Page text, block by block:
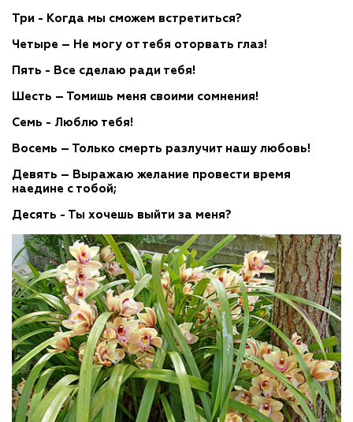
Три - Когда мы сможем встретиться?
Четыре – Не могу от тебя оторвать глаз!
Пять - Все сделаю ради тебя!
Шесть – Томишь меня своими сомнения!
Семь - Люблю тебя!
Восемь – Только смерть разлучит нашу любовь!
Девять – Выражаю желание провести время
наедине с тобой;
Десять - Ты хочешь выйти за меня?